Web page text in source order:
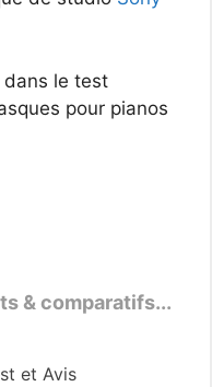
dans le test
pour pianos
& comparatifs...
et Avis